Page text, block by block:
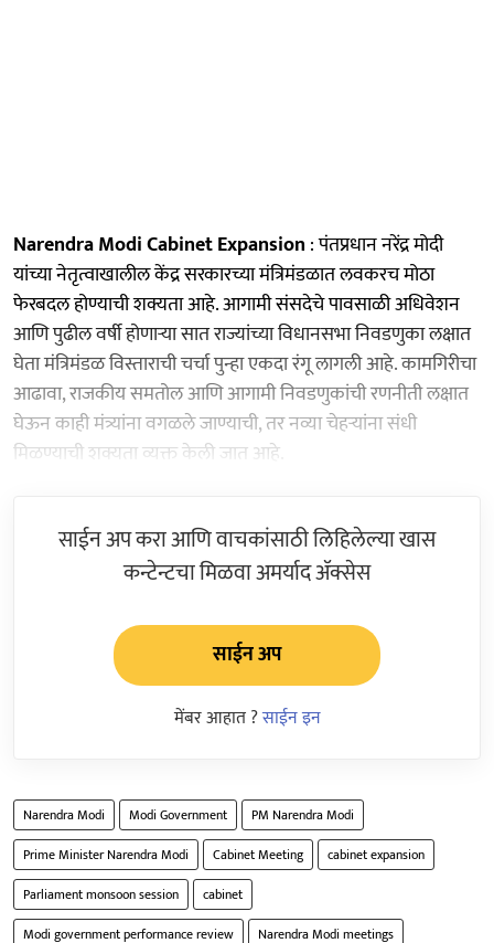
Narendra Modi Cabinet Expansion : पंतप्रधान नरेंद्र मोदी
यांच्या नेतृत्वाखालील केंद्र सरकारच्या मंत्रिमंडळात लवकरच मोठा
फेरबदल होण्याची शक्यता आहे. आगामी संसदेचे पावसाळी अधिवेशन
आणि पुढील वर्षी होणाऱ्या सात राज्यांच्या विधानसभा निवडणुका लक्षात
घेता मंत्रिमंडळ विस्ताराची चर्चा पुन्हा एकदा रंगू लागली आहे. कामगिरीचा
आढावा, राजकीय समतोल आणि आगामी निवडणुकांची रणनीती लक्षात
घेऊन काही मंत्र्यांना वगळले जाण्याची, तर नव्या चेहऱ्यांना संधी
मिळण्याची शक्यता व्यक्त केली जात आहे.
साईन अप करा आणि वाचकांसाठी लिहिलेल्या खास
कन्टेन्टचा मिळवा अमर्याद ॲक्सेस
साईन अप
मेंबर आहात ?साईन इन
Narendra Modi Modi Government
PM Narendra Modi
Prime Minister Narendra Modi
Cabinet Meeting
cabinet expansion
Parliament monsoon session
cabinet
Modi government performance review
Narendra Modi meetings